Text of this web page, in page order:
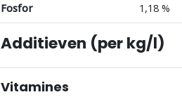
Fosfor 1,18 %
Additieven (per kg/l)
Vitamines